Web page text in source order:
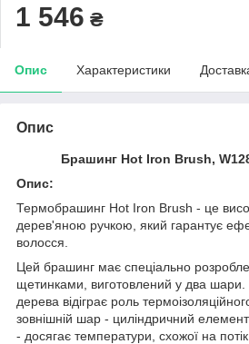
1 546 ₴
Опис Характеристики
Опис
Брашинг Hot Iron Brush,
Опис:
Термобрашинг Hot Iron Brush - це
дерев'яною ручкою, який гарантує
волосся.
Цей брашинг має спеціально
щетинками, виготовлений у два шари.
дерева відіграє роль
зовнішній шар - циліндричний
- досягає температури, схожої на